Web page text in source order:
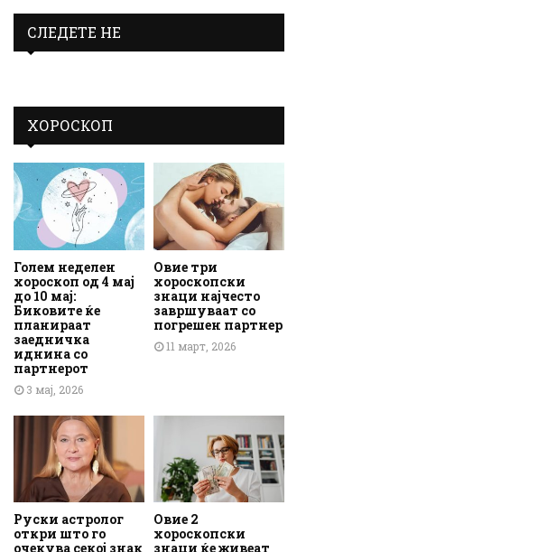
СЛЕДЕТЕ НЕ
ХОРОСКОП
Голем неделен
хороскоп од 4 мај
до 10 мај:
Биковите ќе
планираат
заедничка
иднина со
партнерот
3 мај, 2026
Овие три
хороскопски
знаци најчесто
завршуваат со
погрешен партнер
11 март, 2026
Руски астролог
откри што го
очекува секој знак
Овие 2
хороскопски
знаци ќе живеат